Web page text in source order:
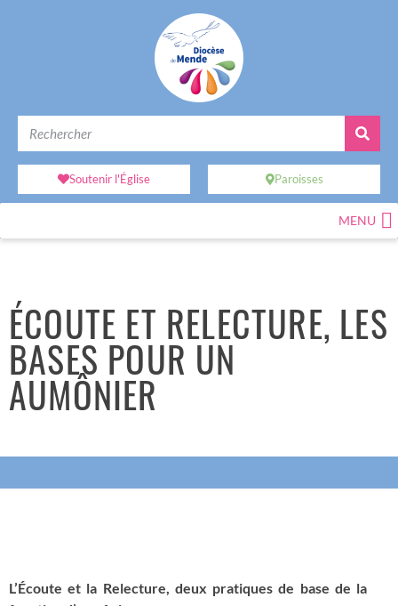
Soutenir l'Église Paroisses
MENU
ÉCOUTE ET RELECTURE, LES
BASES POUR UN
AUMÔNIER
L’Écoute et la Relecture, deux pratiques de base de la